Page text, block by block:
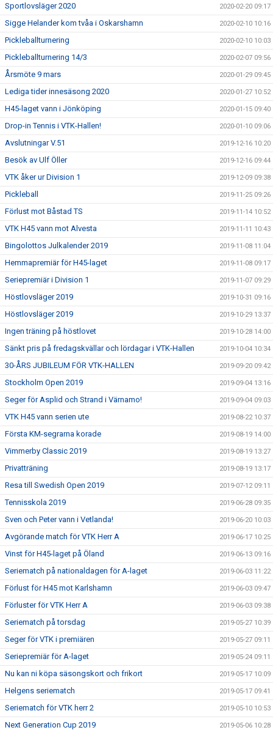
Sportlovsläger 2020 2020-02-20 09:17
Sigge Helander kom tvåa i Oskarshamn 2020-02-10 10:16
Pickleballturnering 2020-02-10 10:03
Pickleballturnering 14/3 2020-02-07 09:56
Årsmöte 9 mars 2020-01-29 09:45
Lediga tider innesäsong 2020 2020-01-27 10:52
H45-laget vann i Jönköping 2020-01-15 09:40
Drop-in Tennis i VTK-Hallen! 2020-01-10 09:06
Avslutningar V.51 2019-12-16 10:20
Besök av Ulf Öller 2019-12-16 09:44
VTK åker ur Division 1 2019-12-09 09:38
Pickleball 2019-11-25 09:26
Förlust mot Båstad TS 2019-11-14 10:52
VTK H45 vann mot Alvesta 2019-11-11 10:43
Bingolottos Julkalender 2019 2019-11-08 11:04
Hemmapremiär för H45-laget 2019-11-08 09:17
Seriepremiär i Division 1 2019-11-07 09:29
Höstlovsläger 2019 2019-10-31 09:16
Höstlovsläger 2019 2019-10-29 13:37
Ingen träning på höstlovet 2019-10-28 14:00
Sänkt pris på fredagskvällar och lördagar i VTK-Hallen 2019-10-04 10:34
30-ÅRS JUBILEUM FÖR VTK-HALLEN 2019-09-20 09:42
Stockholm Open 2019 2019-09-04 13:16
Seger för Asplid och Strand i Värnamo! 2019-09-04 09:03
VTK H45 vann serien ute 2019-08-22 10:37
Första KM-segrarna korade 2019-08-19 14:00
Vimmerby Classic 2019 2019-08-19 13:27
Privatträning 2019-08-19 13:17
Resa till Swedish Open 2019 2019-07-12 09:11
Tennisskola 2019 2019-06-28 09:35
Sven och Peter vann i Vetlanda! 2019-06-20 10:03
Avgörande match för VTK Herr A 2019-06-17 10:25
Vinst för H45-laget på Öland 2019-06-13 09:16
Seriematch på nationaldagen för A-laget 2019-06-03 11:22
Förlust för H45 mot Karlshamn 2019-06-03 09:47
Förluster för VTK Herr A 2019-06-03 09:38
Seriematch på torsdag 2019-05-27 10:39
Seger för VTK i premiären 2019-05-27 09:11
Seriepremiär för A-laget 2019-05-24 09:11
Nu kan ni köpa säsongskort och frikort 2019-05-17 10:09
Helgens seriematch 2019-05-17 09:41
Seriematch för VTK herr 2 2019-05-10 10:53
Next Generation Cup 2019 2019-05-06 10:28